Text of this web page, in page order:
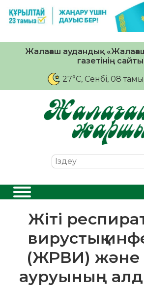
Жалағаш аудандық
газетінің сайты
27°C, Сенбі, 08
Жіті
вирустық
(ЖРВИ) және
ауруының